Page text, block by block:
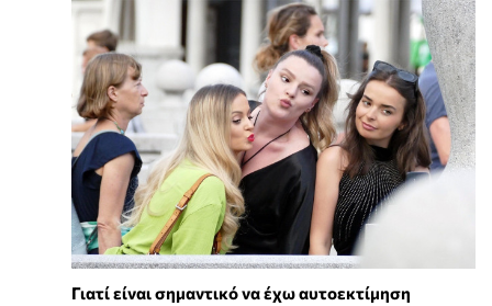
Γιατί είναι σημαντικό να έχω αυτοεκτίμηση